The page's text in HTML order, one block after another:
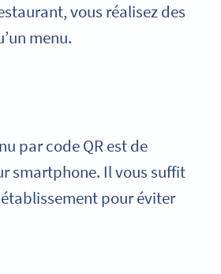
vous réalisez des
menu.
par code QR est de
smartphone. Il vous suffit
pour éviter